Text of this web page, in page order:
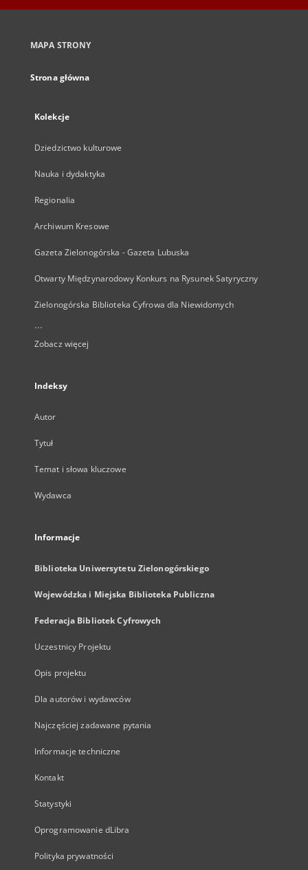
MAPA STRONY
Strona główna
Kolekcje
Dziedzictwo kulturowe
Nauka i dydaktyka
Regionalia
Archiwum Kresowe
Gazeta Zielonogórska - Gazeta Lubuska
Otwarty Międzynarodowy Konkurs na Rysunek Satyryczny
Zielonogórska Biblioteka Cyfrowa dla Niewidomych
...
Zobacz więcej
Indeksy
Autor
Tytuł
Temat i słowa kluczowe
Wydawca
Informacje
Biblioteka Uniwersytetu Zielonogórskiego
Wojewódzka i Miejska Biblioteka Publiczna
Federacja Bibliotek Cyfrowych
Uczestnicy Projektu
Opis projektu
Dla autorów i wydawców
Najczęściej zadawane pytania
Informacje techniczne
Kontakt
Statystyki
Oprogramowanie dLibra
Polityka prywatności